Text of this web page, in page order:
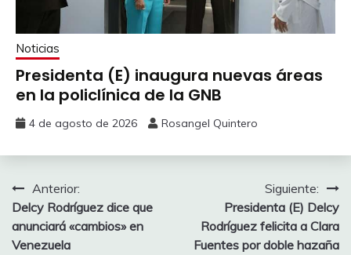
Noticias
Presidenta (E) inaugura nuevas áreas
en la policlínica de la GNB
4 de agosto de 2026 Rosangel Quintero
Anterior:
Delcy Rodríguez dice que
anunciará «cambios» en
Venezuela
Siguiente:
Presidenta (E) Delcy
Rodríguez felicita a Clara
Fuentes por doble hazaña